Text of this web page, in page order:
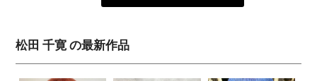
松田 千寛 の最新作品